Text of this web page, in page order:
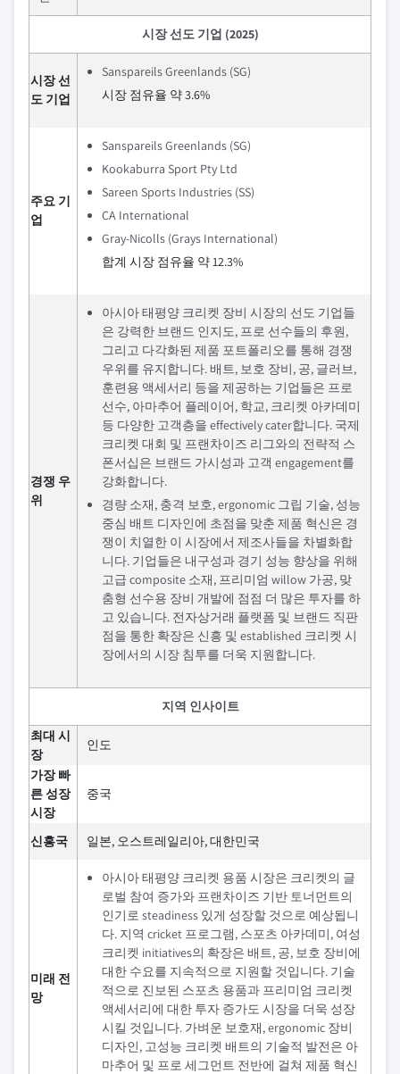
시장 선도 기업 (2025)
시장 선
도 기업
Sanspareils Greenlands (SG)
시장 점유율 약 3.6%
주요 기
업
Sanspareils Greenlands (SG)
Kookaburra Sport Pty Ltd
Sareen Sports Industries (SS)
CA International
Gray-Nicolls (Grays International)
합계 시장 점유율 약 12.3%
경쟁 우
위
아시아 태평양 크리켓 장비 시장의 선도 기업들
은 강력한 브랜드 인지도, 프로 선수들의 후원,
그리고 다각화된 제품 포트폴리오를 통해 경쟁
우위를 유지합니다. 배트, 보호 장비, 공, 글러브,
훈련용 액세서리 등을 제공하는 기업들은 프로
선수, 아마추어 플레이어, 학교, 크리켓 아카데미
등 다양한 고객층을 effectively cater합니다. 국제
크리켓 대회 및 프랜차이즈 리그와의 전략적 스
폰서십은 브랜드 가시성과 고객 engagement를
강화합니다.
경량 소재, 충격 보호, ergonomic 그립 기술, 성능
중심 배트 디자인에 초점을 맞춘 제품 혁신은 경
쟁이 치열한 이 시장에서 제조사들을 차별화합
니다. 기업들은 내구성과 경기 성능 향상을 위해
고급 composite 소재, 프리미엄 willow 가공, 맞
춤형 선수용 장비 개발에 점점 더 많은 투자를 하
고 있습니다. 전자상거래 플랫폼 및 브랜드 직판
점을 통한 확장은 신흥 및 established 크리켓 시
장에서의 시장 침투를 더욱 지원합니다.
지역 인사이트
최대 시
장
인도
가장 빠
른 성장
시장
중국
신흥국 일본, 오스트레일리아, 대한민국
미래 전
망
아시아 태평양 크리켓 용품 시장은 크리켓의 글
로벌 참여 증가와 프랜차이즈 기반 토너먼트의
인기로 steadiness 있게 성장할 것으로 예상됩니
다. 지역 cricket 프로그램, 스포츠 아카데미, 여성
크리켓 initiatives의 확장은 배트, 공, 보호 장비에
대한 수요를 지속적으로 지원할 것입니다. 기술
적으로 진보된 스포츠 용품과 프리미엄 크리켓
액세서리에 대한 투자 증가도 시장을 더욱 성장
시킬 것입니다. 가벼운 보호재, ergonomic 장비
디자인, 고성능 크리켓 배트의 기술적 발전은 아
마추어 및 프로 세그먼트 전반에 걸쳐 제품 혁신